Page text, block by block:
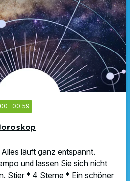
· 00:59
läuft ganz entspannt.
und lassen Sie sich nicht
Stier * 4 Sterne * Ein schöner